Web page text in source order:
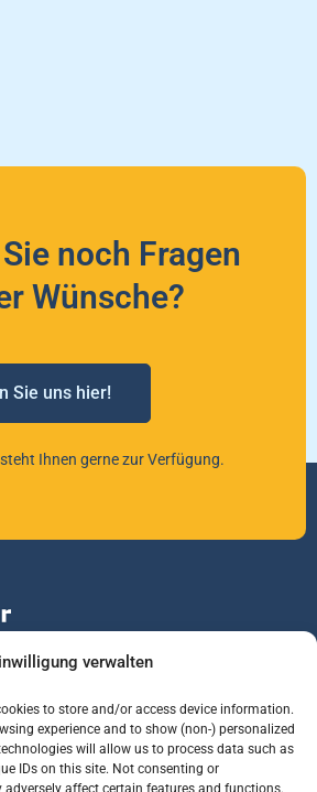
verwalten
to store and/or access device information.
experience and to show (non-) personalized
will allow us to process data such as
IDs on this site. Not consenting or
affect certain features and functions.
noch Fragen
Wünsche?
Sie uns hier!
Ihnen gerne zur Verfügung.
Expertise im Agrarmarkt.
Informationen